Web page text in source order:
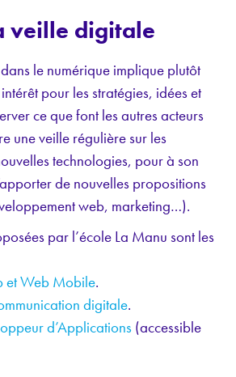
veille digitale
le numérique implique plutôt
pour les stratégies, idées et
ce que font les autres acteurs
une veille régulière sur les
technologies, pour à son
de nouvelles propositions
web, marketing…).
par l’école La Manu sont les
et Web Mobile.
digitale.
d’Applications (accessible